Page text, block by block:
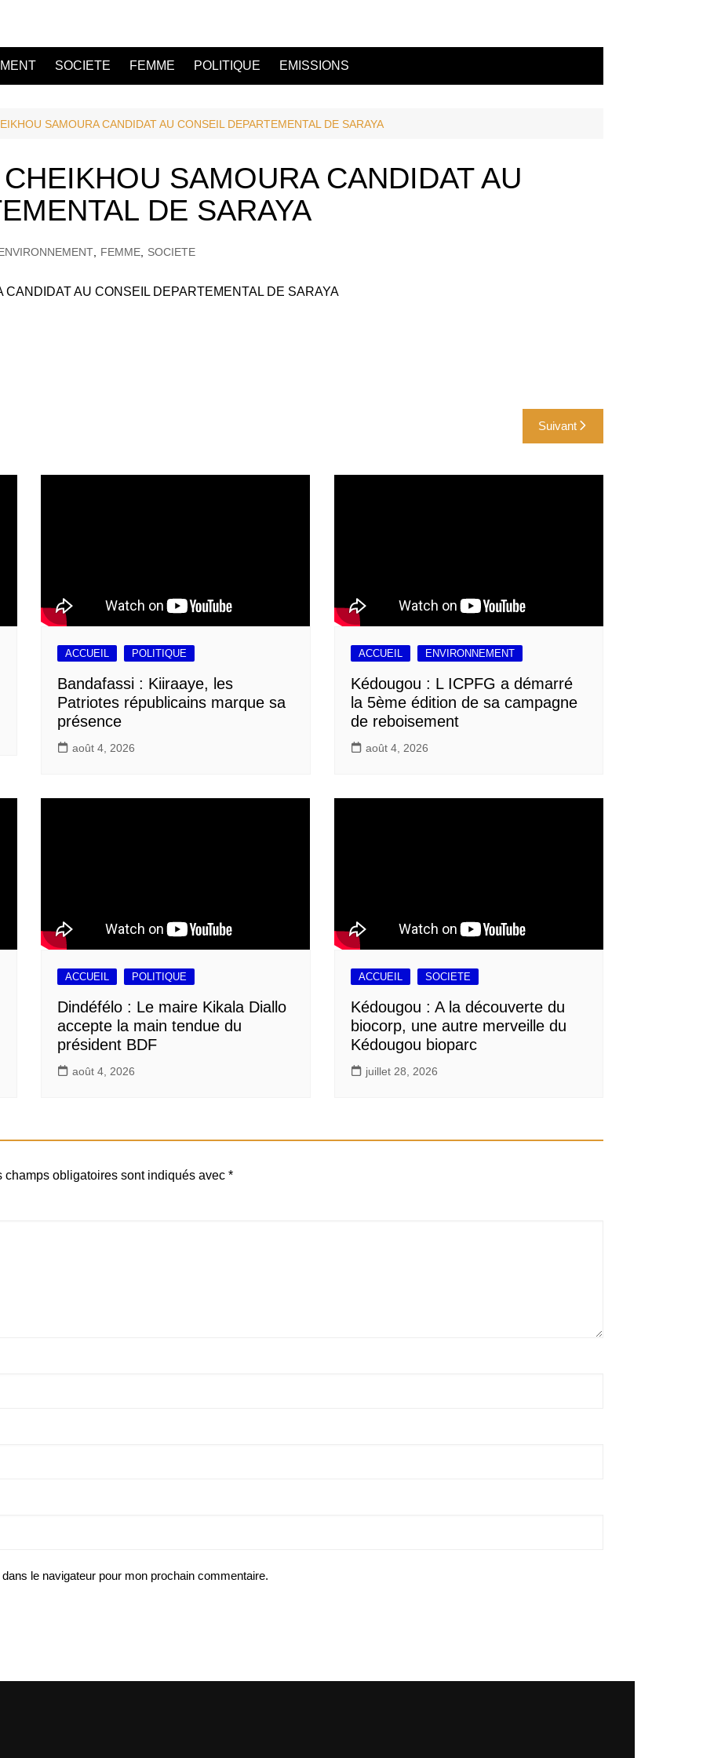
SOCIETE FEMME POLITIQUE EMISSIONS
SAMOURA CANDIDAT AU CONSEIL DEPARTEMENTAL DE SARAYA
SAMOURA CANDIDAT AU
DE SARAYA
FEMME SOCIETE
Suivant
ACCUEIL POLITIQUE
Bandafassi : Kiiraaye, les
Patriotes républicains marque sa
présence
août 4, 2026
ACCUEIL ENVIRONNEMENT
Kédougou : L ICPFG a démarré
la 5ème édition de sa campagne
de reboisement
août 4, 2026
ACCUEIL POLITIQUE
Dindéfélo : Le maire Kikala Diallo
accepte la main tendue du
président BDF
août 4, 2026
ACCUEIL SOCIETE
Kédougou : A la découverte du
biocorp, une autre merveille du
Kédougou bioparc
juillet 28, 2026
champs obligatoires sont indiqués avec *
le navigateur pour mon prochain commentaire.